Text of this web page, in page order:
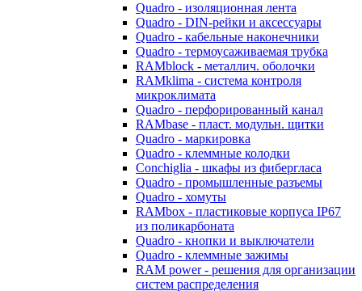
Quadro - изоляционная лента
Quadro - DIN-рейки и аксессуары
Quadro - кабельные наконечники
Quadro - термоусаживаемая трубка
RAMblock - металлич. оболочки
RAMklima - система контроля
микроклимата
Quadro - перфорированный канал
RAMbase - пласт. модульн. щитки
Quadro - маркировка
Quadro - клеммные колодки
Conchiglia - шкафы из фибергласа
Quadro - промышленные разъемы
Quadro - хомуты
RAMbox - пластиковые корпуса IP67
из поликарбоната
Quadro - кнопки и выключатели
Quadro - клеммные зажимы
RAM power - решения для организации
систем распределения